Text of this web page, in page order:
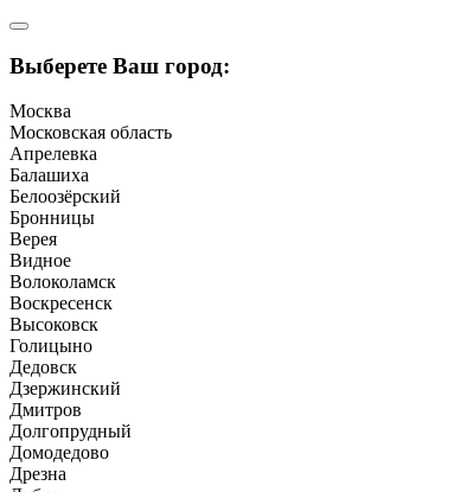
Выберете Ваш город:
Москва
Московская область
Апрелевка
Балашиха
Белоозёрский
Бронницы
Верея
Видное
Волоколамск
Воскресенск
Высоковск
Голицыно
Дедовск
Дзержинский
Дмитров
Долгопрудный
Домодедово
Дрезна